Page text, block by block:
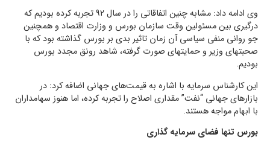
وی ادامه داد: مشابه چنین اتفاقاتی را در سال 92 تجربه کرده بودیم که
درگیری بین مسئولین وقت سازمان بورس و وزارت اقتصاد و همچنین
جو روانی منفی سیاسی آن زمان تاثیر بدی بر بورس گذاشته بود که با
صحبتهای وزیر و حمایتهای صورت گرفته، شاهد رونق مجدد بورس
بودیم.
این کارشناس سرمایه با اشاره به قیمت‌های جهانی اضافه کرد: در
بازار‌های جهانی “نفت” مقداری اصلاح را تجربه کرده، اما هنوز سهامداران
با ابهام مواجه هستند.
بورس تنها فضای سرمایه گذاری